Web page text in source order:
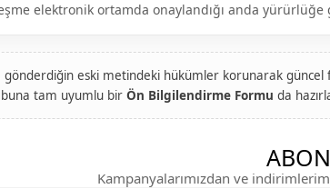
elektronik ortamda onaylandığı anda yürürlüğe
gönderdiğin eski metindeki hükümler korunarak güncel
buna tam uyumlu bir Ön Bilgilendirme Formu da
Kampanyalarımızdan ve